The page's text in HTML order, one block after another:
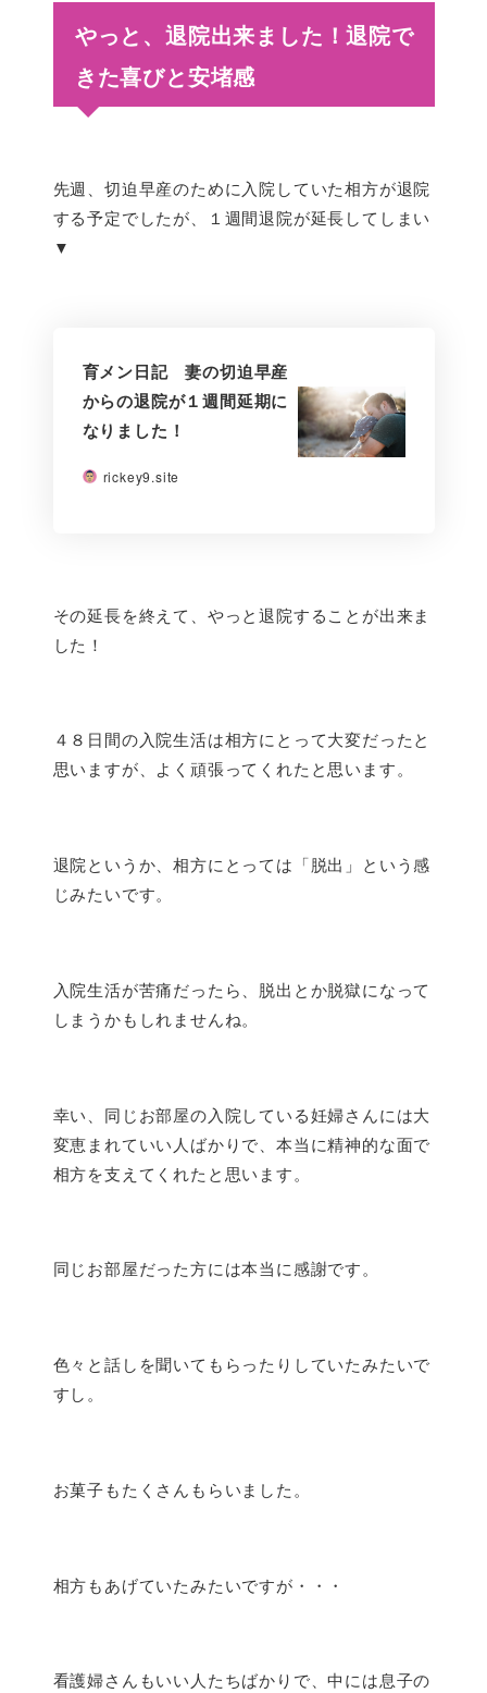
やっと、退院出来ました！退院で
きた喜びと安堵感
先週、切迫早産のために入院していた相方が退院
する予定でしたが、１週間退院が延長してしまい
▼
育メン日記 妻の切迫早産
からの退院が１週間延期に
なりました！
rickey9.site
その延長を終えて、やっと退院することが出来ま
した！
４８日間の入院生活は相方にとって大変だったと
思いますが、よく頑張ってくれたと思います。
退院というか、相方にとっては「脱出」という感
じみたいです。
入院生活が苦痛だったら、脱出とか脱獄になって
しまうかもしれませんね。
幸い、同じお部屋の入院している妊婦さんには大
変恵まれていい人ばかりで、本当に精神的な面で
相方を支えてくれたと思います。
同じお部屋だった方には本当に感謝です。
色々と話しを聞いてもらったりしていたみたいで
すし。
お菓子もたくさんもらいました。
相方もあげていたみたいですが・・・
看護婦さんもいい人たちばかりで、中には息子の